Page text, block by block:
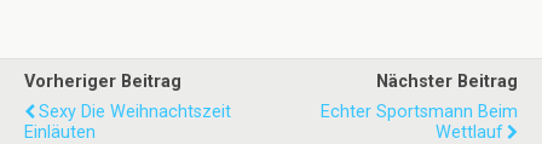
Vorheriger Beitrag
Sexy Die Weihnachtszeit
Einläuten
Nächster Beitrag
Echter Sportsmann Beim
Wettlauf